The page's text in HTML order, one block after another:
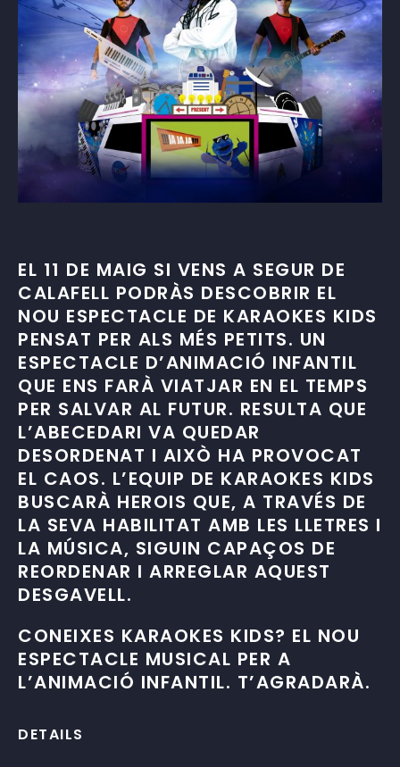
EL 11 DE MAIG SI VENS A SEGUR DE
CALAFELL PODRÀS DESCOBRIR EL
NOU ESPECTACLE DE KARAOKES KIDS
PENSAT PER ALS MÉS PETITS. UN
ESPECTACLE D’ANIMACIÓ INFANTIL
QUE ENS FARÀ VIATJAR EN EL TEMPS
PER SALVAR AL FUTUR. RESULTA QUE
L’ABECEDARI VA QUEDAR
DESORDENAT I AIXÒ HA PROVOCAT
EL CAOS. L’EQUIP DE KARAOKES KIDS
BUSCARÀ HEROIS QUE, A TRAVÉS DE
LA SEVA HABILITAT AMB LES LLETRES I
LA MÚSICA, SIGUIN CAPAÇOS DE
REORDENAR I ARREGLAR AQUEST
DESGAVELL.
CONEIXES KARAOKES KIDS? EL NOU
ESPECTACLE MUSICAL PER A
L’ANIMACIÓ INFANTIL. T’AGRADARÀ.
DETAILS